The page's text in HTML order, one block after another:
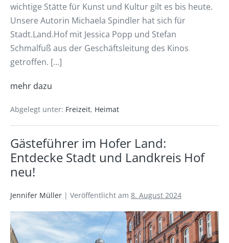
wichtige Stätte für Kunst und Kultur gilt es bis heute.
Unsere Autorin Michaela Spindler hat sich für
Stadt.Land.Hof mit Jessica Popp und Stefan
Schmalfuß aus der Geschäftsleitung des Kinos
getroffen. […]
mehr dazu
Abgelegt unter: Freizeit, Heimat
Gästeführer im Hofer Land:
Entdecke Stadt und Landkreis Hof
neu!
Jennifer Müller | Veröffentlicht am 8. August 2024